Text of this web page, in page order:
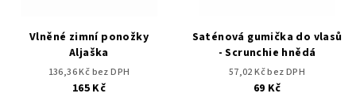
Vlněné zimní ponožky
Aljaška
136,36 Kč bez DPH
165 Kč
Saténová gumička do vlasů
- Scrunchie hnědá
57,02 Kč bez DPH
69 Kč